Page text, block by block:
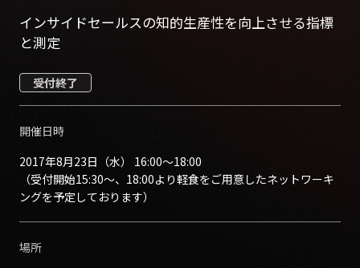
インサイドセールスの知的生産性を向上させる指標
と測定
受付終了
開催日時
2017年8月23日（水） 16:00〜18:00
（受付開始15:30〜、18:00より軽食をご用意したネットワーキ
ングを予定しております）
場所